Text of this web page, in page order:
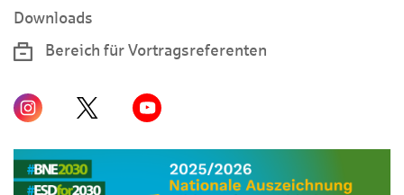
Downloads
Bereich für Vortragsreferenten